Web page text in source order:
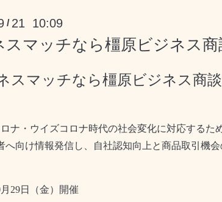
/ 21 10:09
スマッチなら橿原ビジネス
スマッチなら橿原ビジネス商
ナ・ウイズコロナ時代の社会変化に対応する
へ向け情報発信し、自社認知向上と商品取引機会
月 29日（金）開催